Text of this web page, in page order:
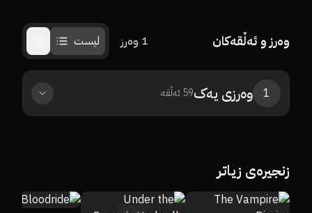
وەرز و ئەڵقەکان 1 وەرز لیست
1 وەرزی یەک59ئەڵقە
زنجیرەی زیاتر
7.7
0%
0%